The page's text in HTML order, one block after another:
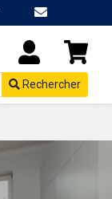
Rechercher